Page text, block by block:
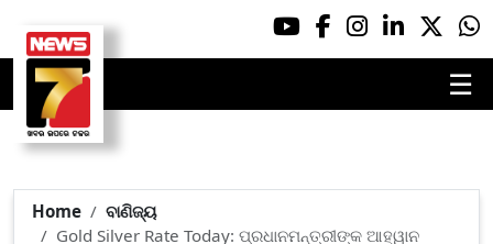
☰
Home
ବାଣିଜ୍ୟ
Gold Silver Rate Today: ପ୍ରଧାନମନ୍ତ୍ରୀଙ୍କ ଆହ୍ୱାନ